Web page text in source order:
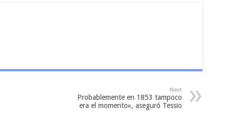
Next
Probablemente en 1853 tampoco
era el momento», aseguró Tessio